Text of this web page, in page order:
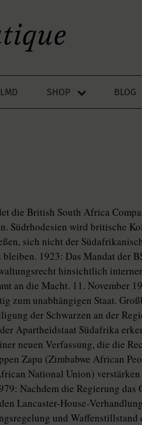
SHOP BLOG
die British South Africa
Südrhodesien wird britische
sich nicht der
1923: Das Mandat der
hinsichtlich interner
an die Macht. 11. November
zum unabhängigen Staat.
der Schwarzen an der
Apartheidstaat Südafrika
neuen Verfassung, die die
Zapu (Zimbabwe African
National Union)
Nachdem die Regierung das
Lancaster-House-
und Waffenstillstand